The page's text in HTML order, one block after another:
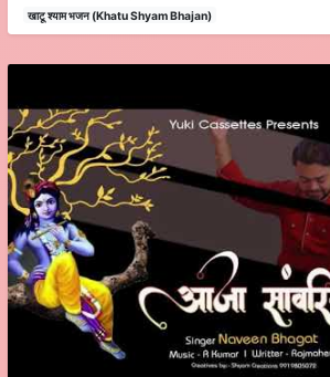
खाटू श्याम भजन (Khatu Shyam Bhajan)